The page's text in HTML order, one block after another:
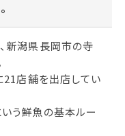
新潟県長岡市の寺
21店舗を出店してい
う鮮魚の基本ルー